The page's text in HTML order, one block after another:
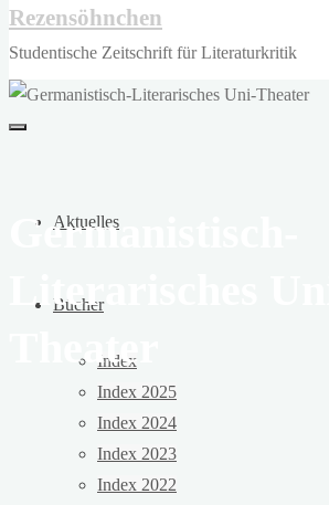
Rezensöhnchen
Studentische Zeitschrift für Literaturkritik
Aktuelles
Bücher
Index
Index 2025
Index 2024
Index 2023
Index 2022
Germanistisch-
Literarisches Uni-
Theater